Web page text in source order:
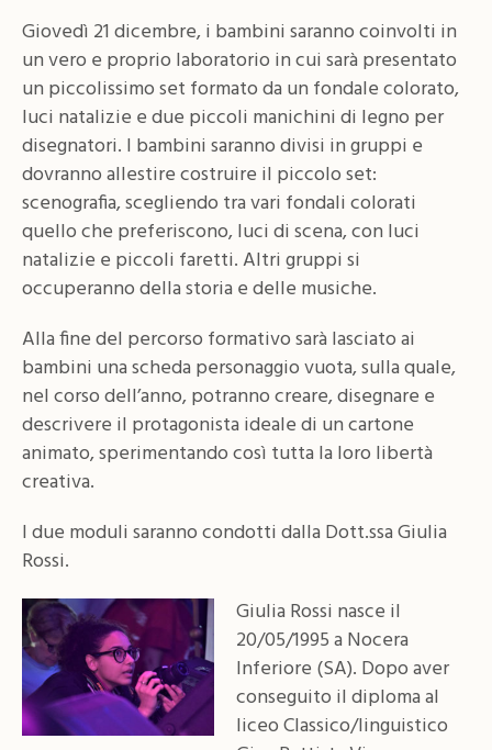
Giovedì 21 dicembre, i bambini saranno coinvolti in
un vero e proprio laboratorio in cui sarà presentato
un piccolissimo set formato da un fondale colorato,
luci natalizie e due piccoli manichini di legno per
disegnatori. I bambini saranno divisi in gruppi e
dovranno allestire costruire il piccolo set:
scenografia, scegliendo tra vari fondali colorati
quello che preferiscono, luci di scena, con luci
natalizie e piccoli faretti. Altri gruppi si
occuperanno della storia e delle musiche.
Alla fine del percorso formativo sarà lasciato ai
bambini una scheda personaggio vuota, sulla quale,
nel corso dell’anno, potranno creare, disegnare e
descrivere il protagonista ideale di un cartone
animato, sperimentando così tutta la loro libertà
creativa.
I due moduli saranno condotti dalla Dott.ssa Giulia
Rossi.
Giulia Rossi nasce il
20/05/1995 a Nocera
Inferiore (SA). Dopo aver
conseguito il diploma al
liceo Classico/linguistico